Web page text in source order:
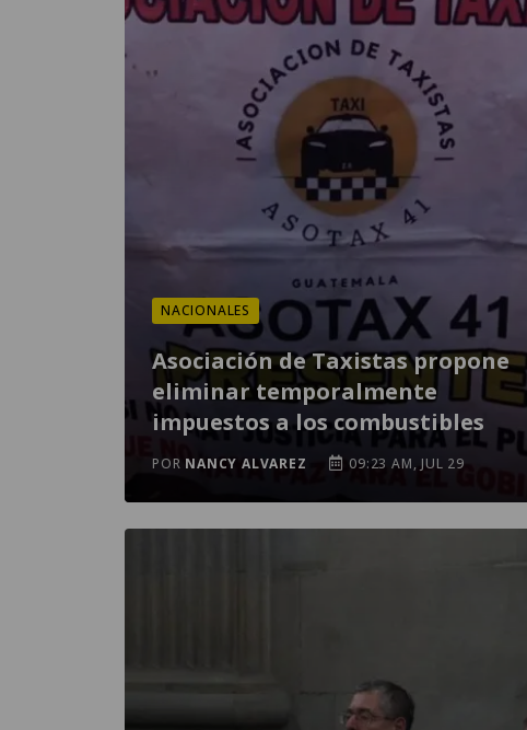
NACIONALES
Asociación de Taxistas propone
eliminar temporalmente
impuestos a los combustibles
POR NANCY ALVAREZ 09:23 AM, JUL 29